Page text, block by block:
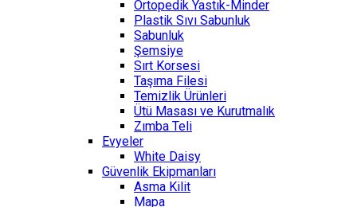
Ortopedik Yastık-Minder
Plastik Sıvı Sabunluk
Sabunluk
Şemsiye
Sırt Korsesi
Taşıma Filesi
Temizlik Ürünleri
Ütü Masası ve Kurutmalık
Zımba Teli
Evyeler
White Daisy
Güvenlik Ekipmanları
Asma Kilit
Mapa